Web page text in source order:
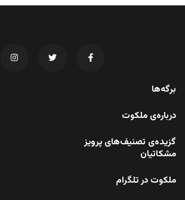
برگه‌ها
درباره‌ی ملکوت
گزیده‌ی تصنیف‌های پرویز
مشکاتیان
ملکوت در تلگرام